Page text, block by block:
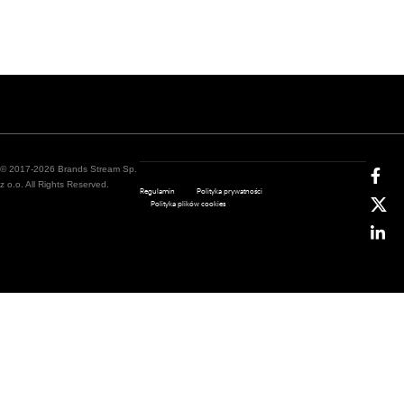
© 2017-2026 Brands Stream Sp.
z o.o. All Rights Reserved.
Regulamin
Polityka prywatności
Polityka plików cookies